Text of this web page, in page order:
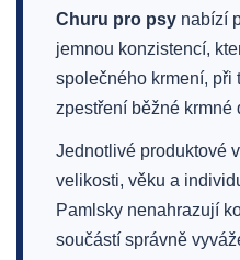
Churu pro psy nabízí
jemnou konzistencí,
společného krmení, při
zpestření běžné krmné
Jednotlivé produktové
velikosti, věku a
Pamlsky nenahrazují
součástí správně